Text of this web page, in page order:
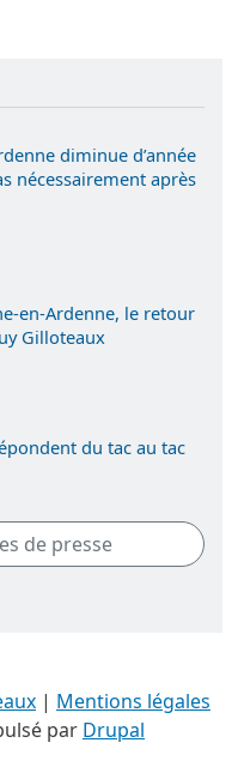
diminue d’année
nécessairement après
en-Ardenne, le retour
Gilloteaux
du tac au tac
de presse
| Mentions légales
par Drupal